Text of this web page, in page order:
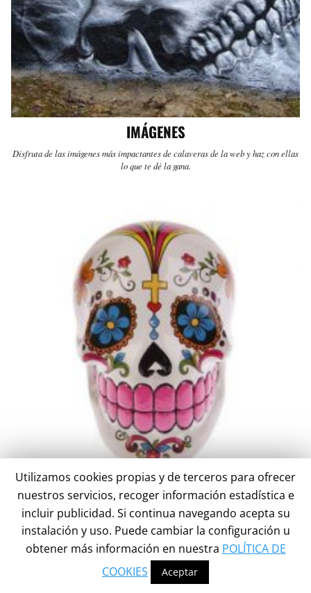
IMÁGENES
Disfruta de las imágenes más impactantes de calaveras de la web y haz con ellas
lo que te dé la gana.
CALAVERAS MEXICANAS
Se el orgulloso poseedor de una de las calaveras más coloridas y con más
historia del mundo.
Utilizamos cookies propias y de terceros para ofrecer
nuestros servicios, recoger información estadística e
incluir publicidad. Si continua navegando acepta su
instalación y uso. Puede cambiar la configuración u
obtener más información en nuestra POLÍTICA DE
COOKIES
Aceptar